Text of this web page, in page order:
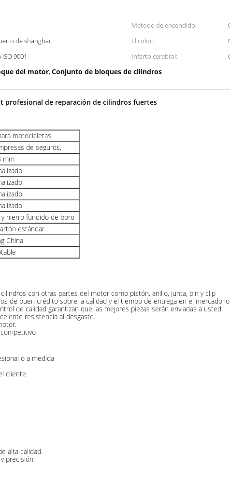
Método de encendido:
de shanghai El color:
9001 Infarto cerebral:
del motor, Conjunto de bloques de cilindros
profesional de reparación de cilindros fuertes
motocicletas
de seguros,
mm
hierro fundido de boro
estándar
China
con otras partes del motor como pistón, anillo, junta, pin y clip
de buen crédito sobre la calidad y el tiempo de entrega en el mercado
de calidad garantizan que las mejores piezas serán enviadas a usted.
resistencia al desgaste.
o a medida
cliente.
alta calidad.
precisión.